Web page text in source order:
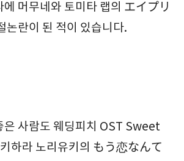
에 머무네와 토미타 랩의 エイプリ
논란이 된 적이 있습니다.
은 사람도 웨딩피치 OST Sweet
하라 노리유키의 もう恋なんて